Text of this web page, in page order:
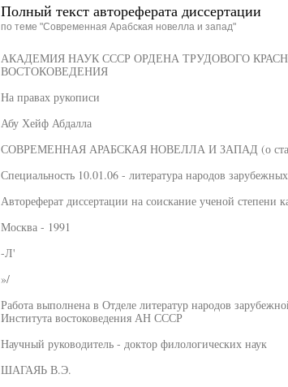
Полный текст автореферата диссертации
по теме "Современная Арабская новелла и запад"
АКАДЕМИЯ НАУК СССР ОРДЕНА ТРУДОВОГО
ВОСТОКОВЕДЕНИЯ
На правах рукописи
Абу Хейф Абдалла
СОВРЕМЕННАЯ АРАБСКАЯ НОВЕЛЛА И ЗАПАД (о
Специальность 10.01.06 - литература народов
Автореферат диссертации на соискание ученой степени
Москва - 1991
-Л'
»/
Работа выполнена в Отделе литератур народов
Института востоковедения АН СССР
Научный руководитель - доктор филологических наук
ШАГАЯЬ В.Э.